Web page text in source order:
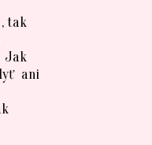
tak
Jak
ani